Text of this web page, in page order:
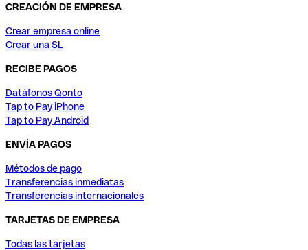
CREACIÓN DE EMPRESA
Crear empresa online
Crear una SL
RECIBE PAGOS
Datáfonos Qonto
Tap to Pay iPhone
Tap to Pay Android
ENVÍA PAGOS
Métodos de pago
Transferencias inmediatas
Transferencias internacionales
TARJETAS DE EMPRESA
Todas las tarjetas